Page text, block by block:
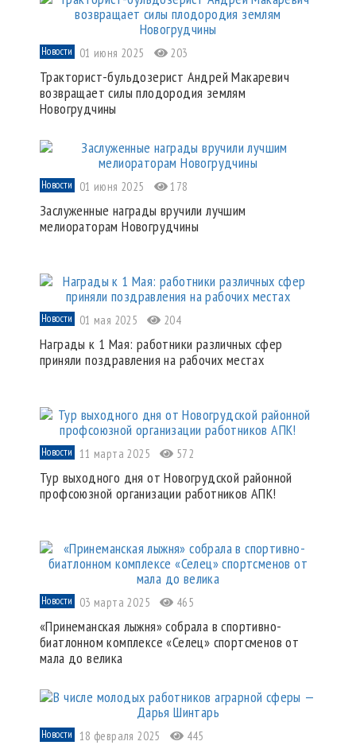
Новости 01 июня 2025 203
Тракторист-бульдозерист Андрей Макаревич
возвращает силы плодородия землям
Новогрудчины
Новости 01 июня 2025 178
Заслуженные награды вручили лучшим
мелиораторам Новогрудчины
Новости 01 мая 2025 204
Награды к 1 Мая: работники различных сфер
приняли поздравления на рабочих местах
Новости 11 марта 2025 572
Тур выходного дня от Новогрудской районной
профсоюзной организации работников АПК!
Новости 03 марта 2025 465
«Принеманская лыжня» собрала в спортивно-
биатлонном комплексе «Селец» спортсменов от
мала до велика
Новости 18 февраля 2025 445